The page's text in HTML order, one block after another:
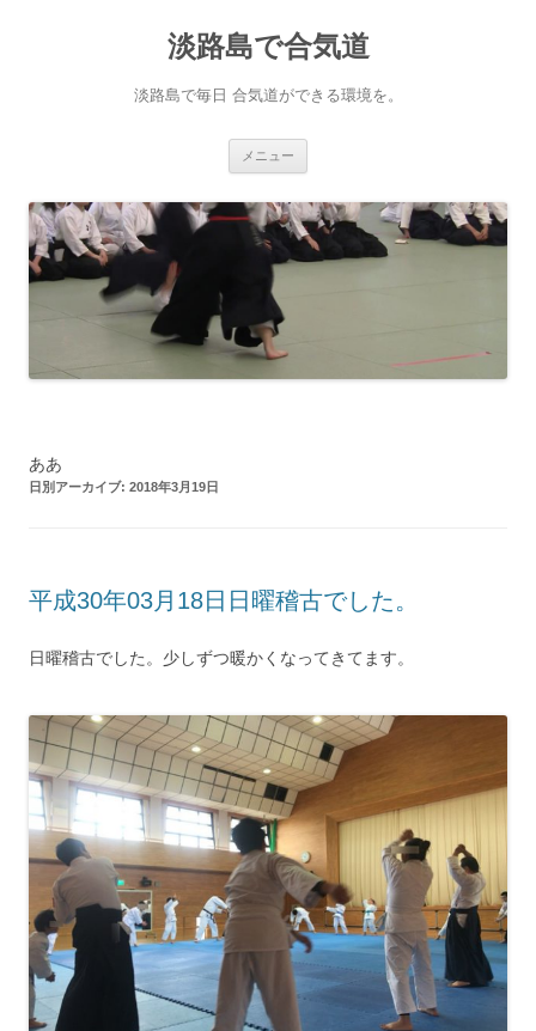
淡路島で合気道
淡路島で毎日 合気道ができる環境を。
メニュー
ああ
日別アーカイブ: 2018年3月19日
平成30年03月18日日曜稽古でした。
日曜稽古でした。少しずつ暖かくなってきてます。